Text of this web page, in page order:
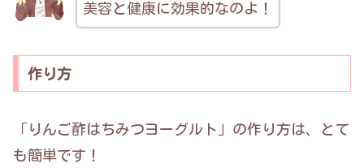
美容と健康に効果的なのよ！
作り方
「りんご酢はちみつヨーグルト」の作り方は、とて
も簡単です！